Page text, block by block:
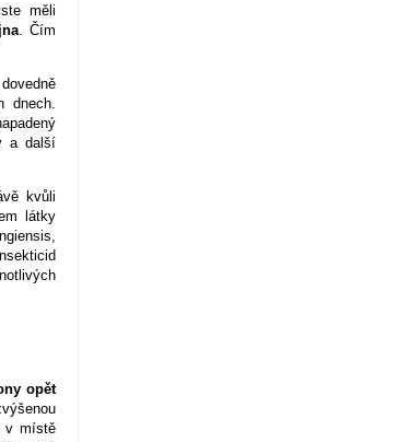
měli
. Čím
dnech.
a další
kvůli
látky
opět
v místě